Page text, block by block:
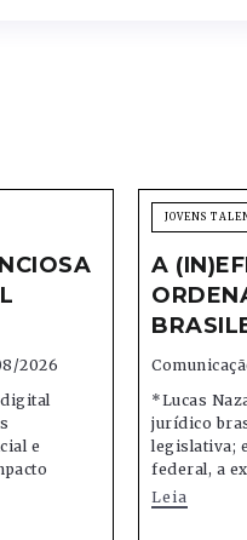
2026
e
JOVENS
A
*Lucas
jurídico
legislativa;
federal, a
Leia